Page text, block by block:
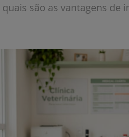
são as vantagens de